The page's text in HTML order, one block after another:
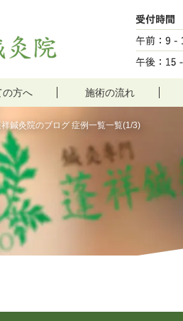
鍼灸院のブログ 症例一覧一覧(1/3)
の方へ 施術の流れ